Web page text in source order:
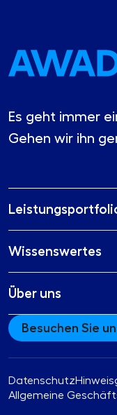
Es geht immer
Gehen wir ihn
Wissenswertes
Über uns
Besuchen Sie
Datenschutz
Allgemeine